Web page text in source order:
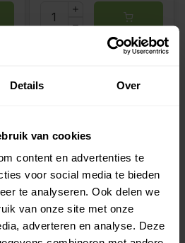
Details Over
van cookies
content en advertenties te
voor social media te bieden
te analyseren. Ook delen we
van onze site met onze
adverteren en analyse. Deze
Scharnierbeugelset M10
80 mm P.10 zwart | Prefa
€9,42